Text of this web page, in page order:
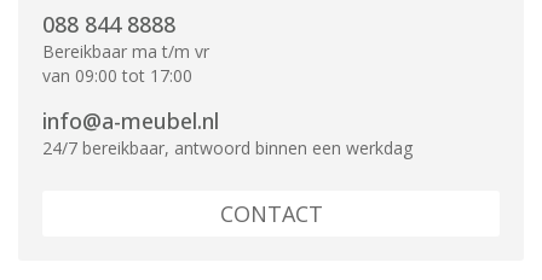
088 844 8888
Bereikbaar ma t/m vr
van 09:00 tot 17:00
info@a-meubel.nl
24/7 bereikbaar, antwoord binnen een werkdag
CONTACT